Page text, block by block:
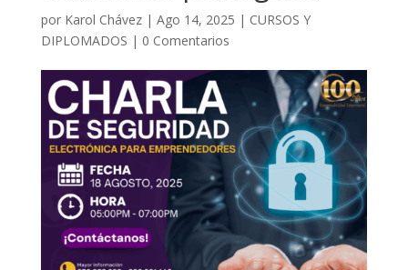
por Karol Chávez| Ago 14, 2025 | CURSOS Y
DIPLOMADOS | 0 Comentarios